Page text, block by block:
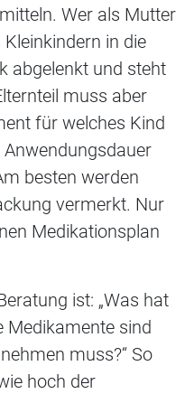
Wer als Mutter
in die
abgelenkt und steht
muss aber
für welches Kind
besten werden
vermerkt. Nur
Medikationsplan
ist: „Was hat
Medikamente sind
muss?“ So
hoch der